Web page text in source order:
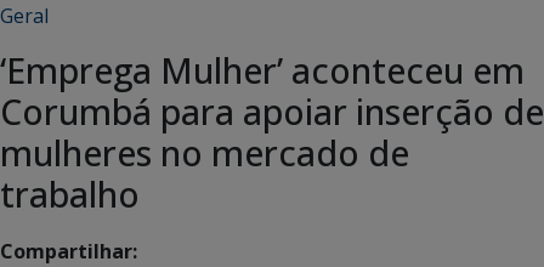
Geral
‘Emprega Mulher’ aconteceu em
Corumbá para apoiar inserção de
mulheres no mercado de
trabalho
Compartilhar: